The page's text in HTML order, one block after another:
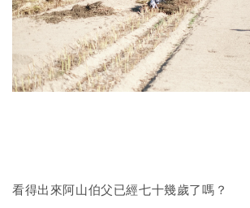
看得出來阿山伯父已經七十幾歲了嗎？